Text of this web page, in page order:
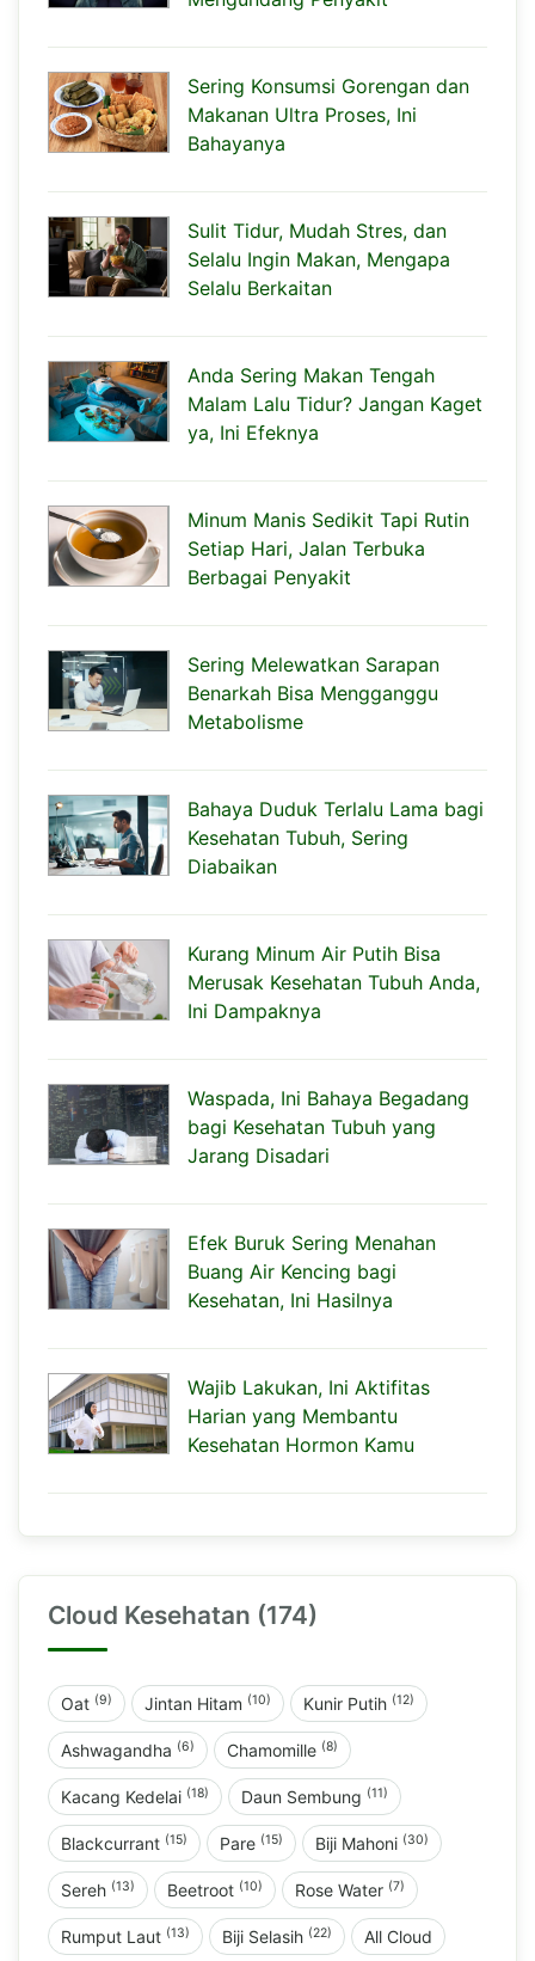
Sering Konsumsi Gorengan dan
Makanan Ultra Proses, Ini
Bahayanya
Sulit Tidur, Mudah Stres, dan
Selalu Ingin Makan, Mengapa
Selalu Berkaitan
Anda Sering Makan Tengah
Malam Lalu Tidur? Jangan Kaget
ya, Ini Efeknya
Minum Manis Sedikit Tapi Rutin
Setiap Hari, Jalan Terbuka
Berbagai Penyakit
Sering Melewatkan Sarapan
Benarkah Bisa Mengganggu
Metabolisme
Bahaya Duduk Terlalu Lama bagi
Kesehatan Tubuh, Sering
Diabaikan
Kurang Minum Air Putih Bisa
Merusak Kesehatan Tubuh Anda,
Ini Dampaknya
Waspada, Ini Bahaya Begadang
bagi Kesehatan Tubuh yang
Jarang Disadari
Efek Buruk Sering Menahan
Buang Air Kencing bagi
Kesehatan, Ini Hasilnya
Wajib Lakukan, Ini Aktifitas
Harian yang Membantu
Kesehatan Hormon Kamu
Cloud Kesehatan (174)
Oat (9) Jintan Hitam (10) Kunir Putih (12)
Ashwagandha (6) Chamomille (8)
Kacang Kedelai (18) Daun Sembung (11)
Blackcurrant (15) Pare (15) Biji Mahoni (30)
Sereh (13) Beetroot (10) Rose Water (7)
Rumput Laut (13) Biji Selasih (22) All Cloud